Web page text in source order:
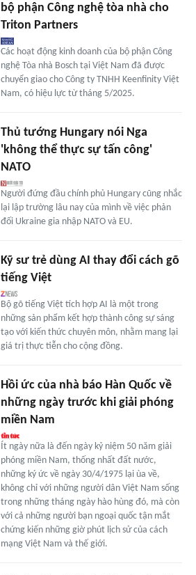
bộ phận Công nghệ tòa nhà cho
Triton Partners
Các hoạt động kinh doanh của bộ phận Công
nghệ Tòa nhà Bosch tại Việt Nam đã được
chuyển giao cho Công ty TNHH Keenfinity Việt
Nam, có hiệu lực từ tháng 5/2025.
Thủ tướng Hungary nói Nga
'không thể thực sự tấn công'
NATO
Người đứng đầu chính phủ Hungary cũng nhắc
lại lập trường lâu nay của mình về việc phản
đối Ukraine gia nhập NATO và EU.
Kỹ sư trẻ dùng AI thay đổi cách gõ
tiếng Việt
Bộ gõ tiếng Việt tích hợp AI là một trong
những sản phẩm kết hợp thành công sự sáng
tạo với kiến thức chuyên môn, nhằm mang lại
giá trị thực tiễn cho cộng đồng.
Hồi ức của nhà báo Hàn Quốc về
những ngày trước khi giải phóng
miền Nam
Ít ngày nữa là đến ngày kỷ niệm 50 năm giải
phóng miền Nam, thống nhất đất nước,
những ký ức về ngày 30/4/1975 lại ùa về,
không chỉ với những người dân Việt Nam sống
trong những tháng ngày hào hùng đó, mà còn
với cả những người bạn ngoại quốc tận mắt
chứng kiến những giờ phút lịch sử của cách
mạng Việt Nam và thế giới.